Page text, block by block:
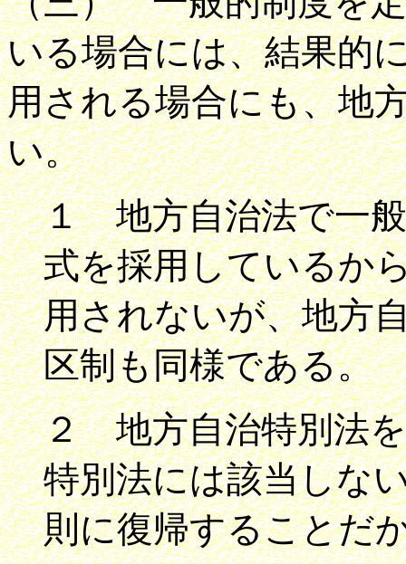
いる場合には、結果的
用される場合にも、地
い。
１ 地方自治法で一
式を採用しているか
用されないが、地方
区制も同様である。
２ 地方自治特別法
特別法には該当しな
則に復帰することだ